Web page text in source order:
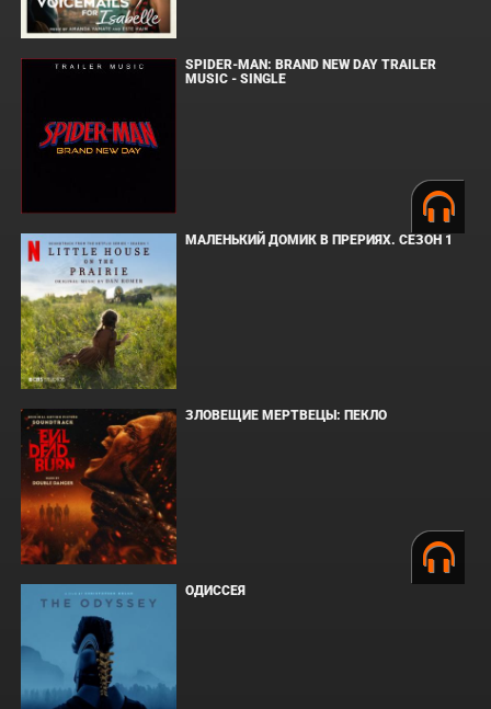
SPIDER-MAN: BRAND NEW DAY TRAILER
MUSIC - SINGLE
МАЛЕНЬКИЙ ДОМИК В ПРЕРИЯХ. СЕЗОН 1
ЗЛОВЕЩИЕ МЕРТВЕЦЫ: ПЕКЛО
ОДИССЕЯ